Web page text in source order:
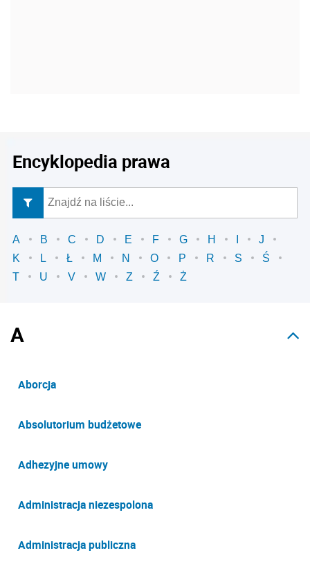
Encyklopedia prawa
A B C D E F G H
J
K
L Ł M N O P R S
Ś
T
U V W Z Ź Ż
A
Aborcja
Absolutorium budżetowe
Adhezyjne umowy
Administracja niezespolona
Administracja publiczna